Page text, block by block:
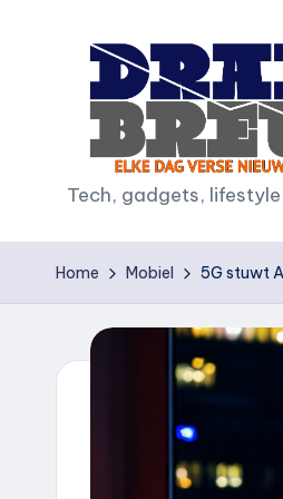
D
r
a
Tech, gadgets,
Home Mobiel 5G stuwt